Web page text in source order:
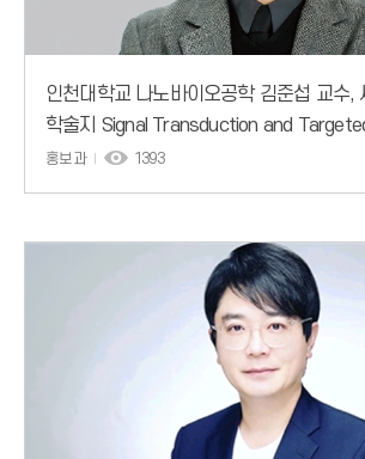
인천대학교 나노바이오공학 김준섭 교수,
학술지 Signal Transduction and
구 논문 게재
홍보과 1393